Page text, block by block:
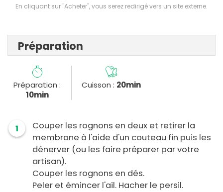
En cliquant sur "Acheter", vous serez redirigé vers un site externe.
Préparation
Préparation :
10min
Cuisson : 20min
1
Couper les rognons en deux et retirer la
membrane à l'aide d'un couteau fin puis les
dénerver (ou les faire préparer par votre
artisan).
Couper les rognons en dés.
Peler et émincer l'ail. Hacher le persil.